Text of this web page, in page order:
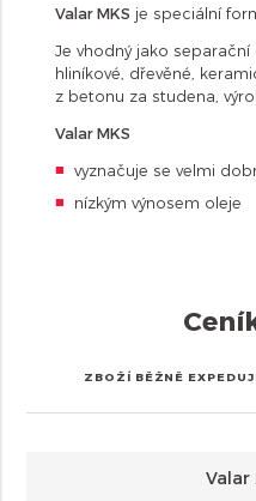
Valar MKS je speciální
Je vhodný jako
hliníkové, dřevěné,
z betonu za studena,
Valar MKS
vyznačuje se velmi
nízkým výnosem oleje
ZBOŽÍ BĚŽNĚ
Valar